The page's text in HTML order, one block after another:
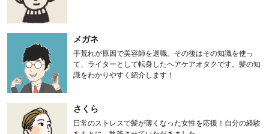
メガネ
手荒れが原因で美容師を退職。その後はその知識を使っ
て、ライターとして転身したヘアケアオタクです。髪の知
識をわかりやすく紹介します！
さくら
日常のストレスで髪が薄くなった女性を応援！自分の経験